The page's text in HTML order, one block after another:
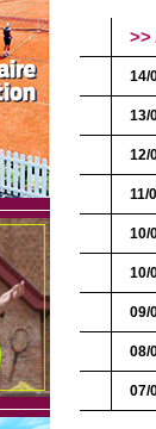
>>
14/
13/
12/
11/
10/
10/
09/
08/
07/